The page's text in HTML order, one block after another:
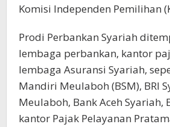
Komisi Independen Pemilihan
Prodi Perbankan Syariah
lembaga perbankan, kantor
lembaga Asuransi Syariah,
Mandiri Meulaboh (BSM), BRI
Meulaboh, Bank Aceh Syariah,
kantor Pajak Pelayanan